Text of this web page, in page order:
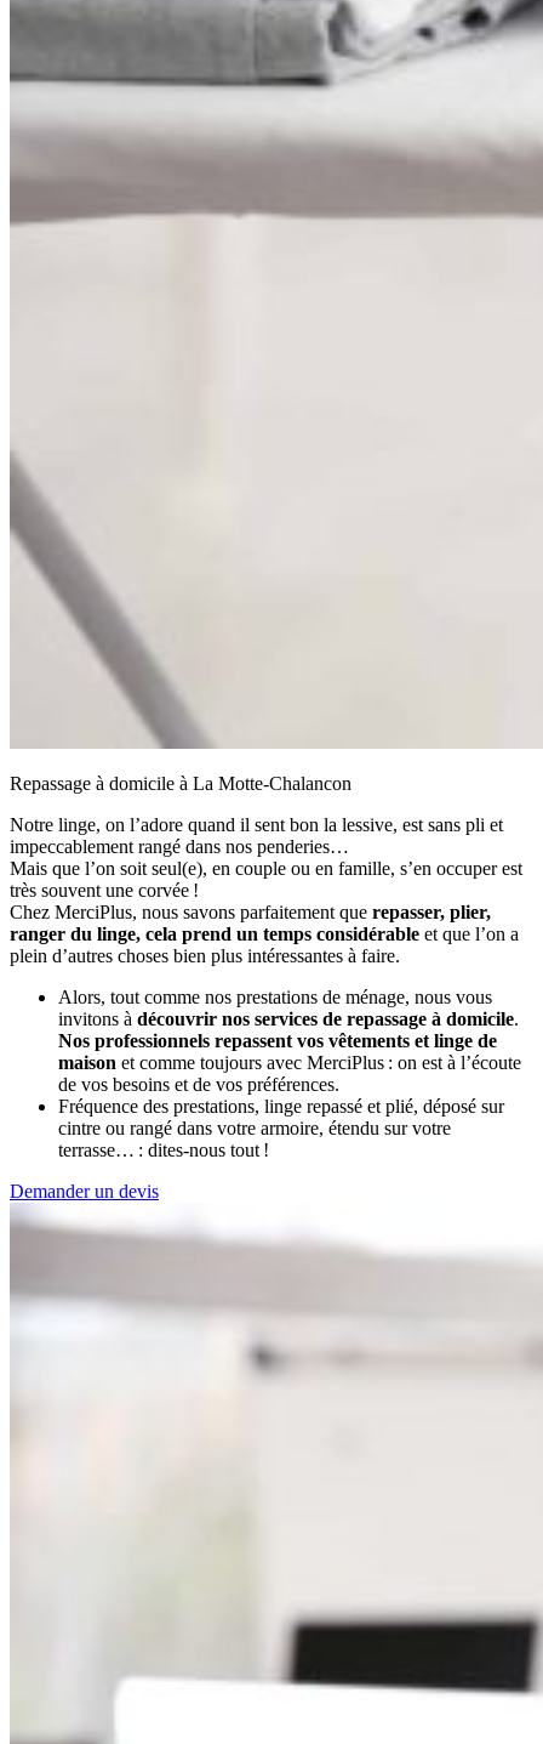
Repassage à domicile à La Motte-Chalancon
Notre linge, on l’adore quand il sent bon la lessive, est sans pli et
impeccablement rangé dans nos penderies…
Mais que l’on soit seul(e), en couple ou en famille, s’en occuper est
très souvent une corvée !
Chez MerciPlus, nous savons parfaitement que repasser, plier,
ranger du linge, cela prend un temps considérable et que l’on a
plein d’autres choses bien plus intéressantes à faire.
Alors, tout comme nos prestations de ménage, nous vous
invitons à découvrir nos services de repassage à domicile.
Nos professionnels repassent vos vêtements et linge de
maison et comme toujours avec MerciPlus : on est à l’écoute
de vos besoins et de vos préférences.
Fréquence des prestations, linge repassé et plié, déposé sur
cintre ou rangé dans votre armoire, étendu sur votre
terrasse… : dites-nous tout !
Demander un devis